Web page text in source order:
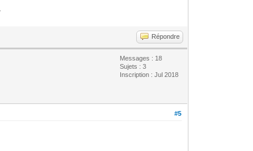
Répondre
Messages : 18
Sujets : 3
Inscription : Jul 2018
#5